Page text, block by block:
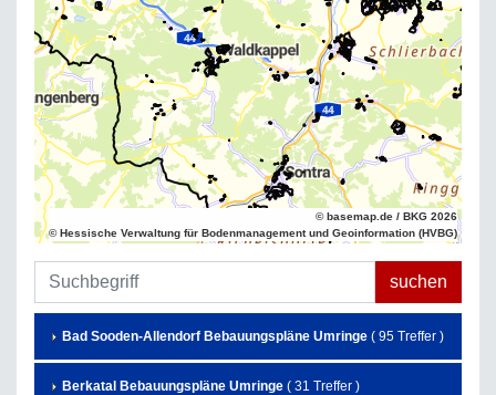
© basemap.de / BKG 2026
© Hessische Verwaltung für Bodenmanagement und Geoinformation (HVBG)
Bad Sooden-Allendorf Bebauungspläne Umringe ( 95 Treffer )
Berkatal Bebauungspläne Umringe ( 31 Treffer )